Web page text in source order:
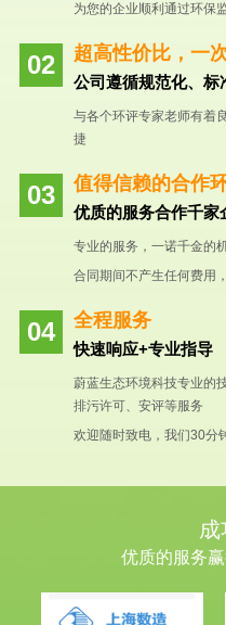
为您的企业顺利通过环保
超高性价比，一
公司遵循规范化、标
与各个环评专家老师有着
捷
值得信赖的合作
优质的服务合作千家
专业的服务，一诺千金的
合同期间不产生任何费用
全程服务
快速响应+专业指导
蔚蓝生态环境科技专业的
排污许可、安评等服务
欢迎随时致电，我们30分
成
优质的服务